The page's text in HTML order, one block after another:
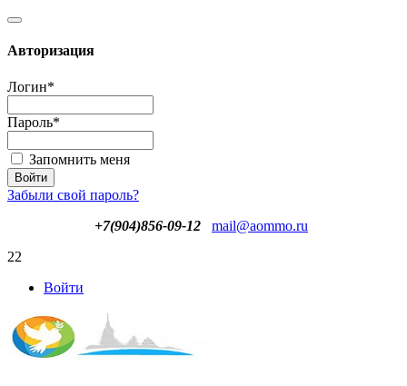
Авторизация
Логин*
Пароль*
Запомнить меня
Забыли свой пароль?
+7(904)856-09-12
mail@aommo.ru
22
Войти